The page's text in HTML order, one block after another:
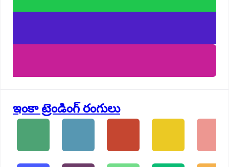
ఇంకా ట్రెండింగ్ రంగులు